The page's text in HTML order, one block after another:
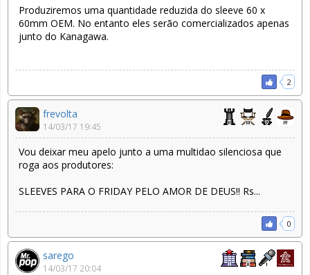
Produziremos uma quantidade reduzida do sleeve 60 x
60mm OEM. No entanto eles serão comercializados apenas
junto do Kanagawa.
2
frevolta
14/03/17 19:45
Vou deixar meu apelo junto a uma multidao silenciosa que
roga aos produtores:
SLEEVES PARA O FRIDAY PELO AMOR DE DEUS!! Rs...
0
sarego
14/03/17 20:04